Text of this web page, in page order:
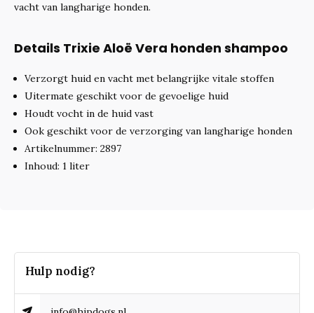
vacht van langharige honden.
Details Trixie Aloë Vera honden shampoo
Verzorgt huid en vacht met belangrijke vitale stoffen
Uitermate geschikt voor de gevoelige huid
Houdt vocht in de huid vast
Ook geschikt voor de verzorging van langharige honden
Artikelnummer: 2897
Inhoud: 1 liter
Hulp nodig?